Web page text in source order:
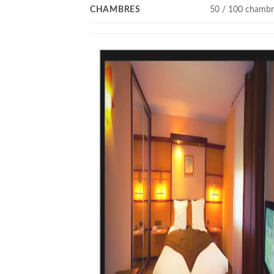
CHAMBRES 50 / 100